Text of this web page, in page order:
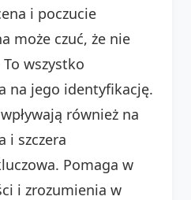
i poczucie
może czuć, że nie
wszystko
na jego identyfikację.
również na
i szczera
Pomaga w
i zrozumienia w